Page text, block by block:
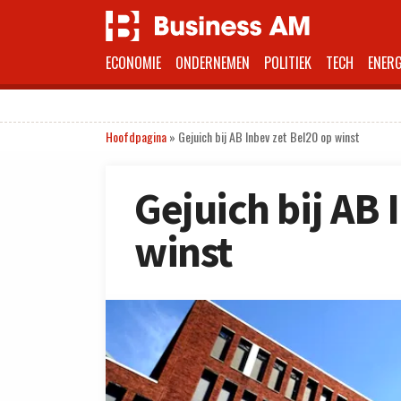
ECONOMIE ONDERNEMEN POLITIEK TECH
Hoofdpagina» Gejuich bij AB Inbev zet Bel20 op winst
Gejuich bij AB
winst